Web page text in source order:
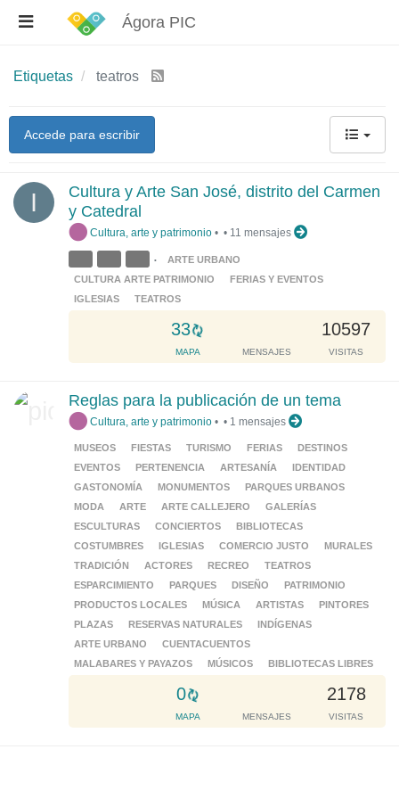
Ágora PIC
Etiquetas teatros
Accede para escribir
I
Cultura y Arte San José, distrito del Carmen
y Catedral
Cultura, arte y patrimonio •
•
ARTE URBANO
CULTURA ARTE PATRIMONIO
FERIAS Y EVENTOS
IGLESIAS
TEATROS
33
a
i
n
g
.
.
.
MAPA MENSAJES
10597
VISITAS
• 11 mensajes
Reglas para la publicación de un tema
Cultura, arte y patrimonio •
MUSEOS FIESTAS TURISMO FERIAS
DESTINOS
EVENTOS
PERTENENCIA ARTESANÍA
IDENTIDAD
GASTONOMÍA
MONUMENTOS
PARQUES URBANOS
MODA
ARTE ARTE CALLEJERO
GALERÍAS
ESCULTURAS
CONCIERTOS
BIBLIOTECAS
COSTUMBRES
IGLESIAS COMERCIO JUSTO
MURALES
TRADICIÓN
ACTORES RECREO
TEATROS
ESPARCIMIENTO
PARQUES DISEÑO
PATRIMONIO
PRODUCTOS LOCALES
MÚSICA ARTISTAS
PINTORES
PLAZAS
RESERVAS NATURALES
INDÍGENAS
ARTE URBANO
CUENTACUENTOS
MALABARES Y PAYAZOS
MÚSICOS BIBLIOTECAS LIBRES
0
L
o
a
MAPA MENSAJES
2178
VISITAS
• 1 mensajes